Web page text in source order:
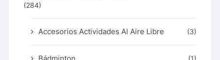
(284)
Accesorios Actividades Al Aire Libre (3)